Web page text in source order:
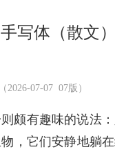
写体（散文）
2026-07-07 07版）
颇有趣味的说法
，它们安静地躺